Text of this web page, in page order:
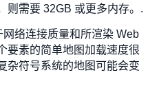
则需要 32GB 或更多内存。.
络连接质量和所渲染 Web
要素的简单地图加载速度很
杂符号系统的地图可能会变